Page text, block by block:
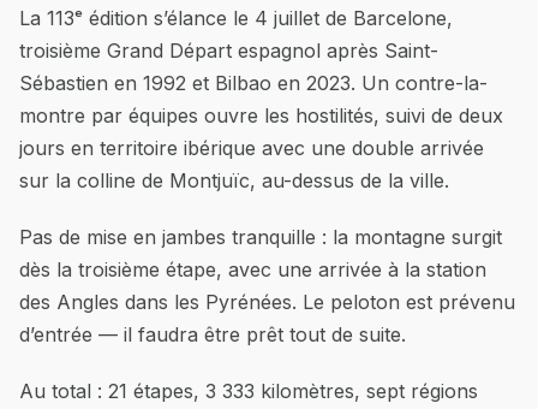
La 113ᵉ édition s’élance le 4 juillet de Barcelone,
troisième Grand Départ espagnol après Saint-
Sébastien en 1992 et Bilbao en 2023. Un contre-la-
montre par équipes ouvre les hostilités, suivi de deux
jours en territoire ibérique avec une double arrivée
sur la colline de Montjuïc, au-dessus de la ville.
Pas de mise en jambes tranquille : la montagne surgit
dès la troisième étape, avec une arrivée à la station
des Angles dans les Pyrénées. Le peloton est prévenu
d’entrée — il faudra être prêt tout de suite.
Au total : 21 étapes, 3 333 kilomètres, sept régions